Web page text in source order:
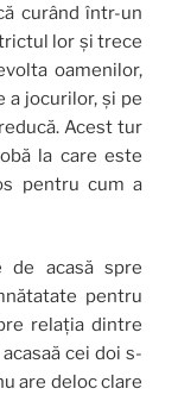
curând într-un
lor și trece
oamenilor,
jocurilor, și pe
Acest tur
la care este
pentru cum a
de acasă spre
pentru
relația dintre
cei doi s-
are deloc clare